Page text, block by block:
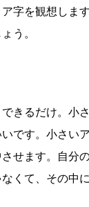
字を観想しま
う。
きるだけ。小
です。小さい
せます。自分
くて、その中